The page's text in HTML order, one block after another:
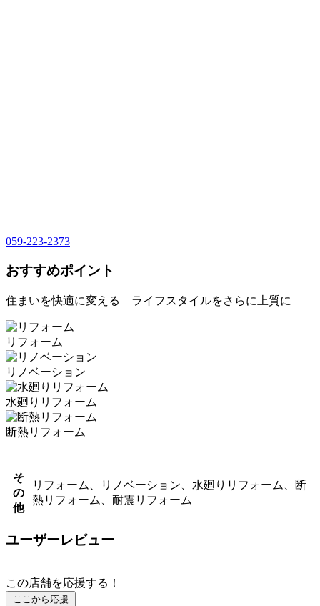
059-223-2373
おすすめポイント
住まいを快適に変える ライフスタイルをさらに上質に
リフォーム
リノベーション
水廻りリフォーム
断熱リフォーム
そ
の
他
リフォーム、リノベーション、水廻りリフォーム、断
熱リフォーム、耐震リフォーム
ユーザーレビュー
この店舗を応援する！
ここから応援